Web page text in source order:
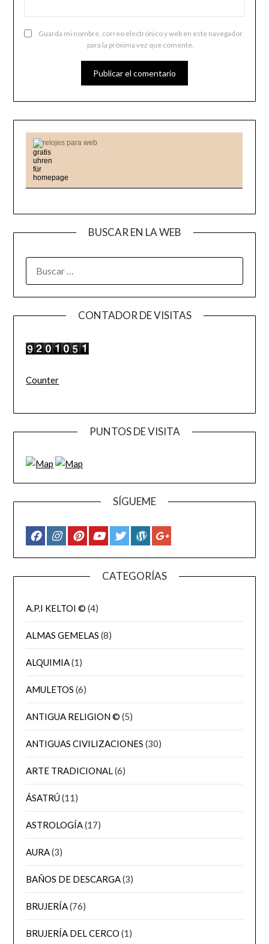
Guarda mi nombre, correo electrónico y web en este navegador
para la próxima vez que comente.
relojes para web
BUSCAR EN LA WEB
CONTADOR DE VISITAS
Counter
PUNTOS DE VISITA
SÍGUEME
CATEGORÍAS
A.P.I KELTOI © (4)
ALMAS GEMELAS (8)
ALQUIMIA(1)
AMULETOS (6)
ANTIGUA RELIGION © (5)
ANTIGUAS CIVILIZACIONES (30)
ARTE TRADICIONAL(6)
ÁSATRÚ(11)
ASTROLOGÍA(17)
AURA(3)
BAÑOS DE DESCARGA(3)
BRUJERÍA(76)
BRUJERÍA DEL CERCO (1)